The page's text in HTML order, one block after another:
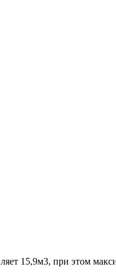
15,9м3, при этом